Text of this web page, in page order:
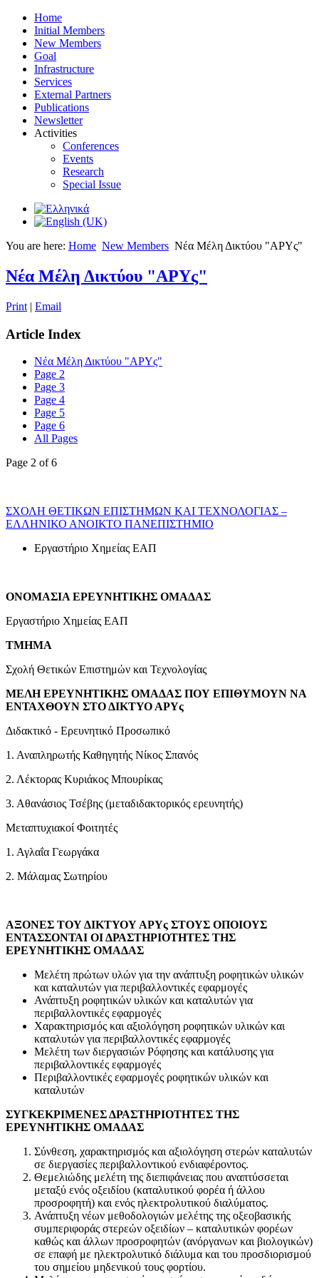
Home
Initial Members
New Members
Goal
Infrastructure
Services
External Partners
Publications
Newsletter
Activities
Conferences
Events
Research
Special Issue
You are here: Home New Members Νέα Μέλη Δικτύου "ΑΡΥς"
Νέα Μέλη Δικτύου "ΑΡΥς"
Print | Email
Article Index
Νέα Μέλη Δικτύου "ΑΡΥς"
Page 2
Page 3
Page 4
Page 5
Page 6
All Pages
Page 2 of 6
ΣΧΟΛΗ ΘΕΤΙΚΩΝ ΕΠΙΣΤΗΜΩΝ ΚΑΙ ΤΕΧΝΟΛΟΓΙΑΣ –
ΕΛΛΗΝΙΚΟ ΑΝΟΙΚΤΟ ΠΑΝΕΠΙΣΤΗΜΙΟ
Εργαστήριο Χημείας ΕΑΠ
ΟΝΟΜΑΣΙΑ ΕΡΕΥΝΗΤΙΚΗΣ ΟΜΑΔΑΣ
Εργαστήριο Χημείας ΕΑΠ
ΤΜΗΜΑ
Σχολή Θετικών Επιστημών και Τεχνολογίας
ΜΕΛΗ ΕΡΕΥΝΗΤΙΚΗΣ ΟΜΑΔΑΣ ΠΟΥ ΕΠΙΘΥΜΟΥΝ ΝΑ
ΕΝΤΑΧΘΟΥΝ ΣΤΟ ΔΙΚΤΥΟ ΑΡΥς
Διδακτικό - Ερευνητικό Προσωπικό
1. Αναπληρωτής Καθηγητής Νίκος Σπανός
2. Λέκτορας Κυριάκος Μπουρίκας
3. Αθανάσιος Τσέβης (μεταδιδακτορικός ερευνητής)
Μεταπτυχιακοί Φοιτητές
1. Αγλαΐα Γεωργάκα
2. Μάλαμας Σωτηρίου
ΑΞΟΝΕΣ ΤΟΥ ΔΙΚΤΥΟΥ ΑΡΥς ΣΤΟΥΣ ΟΠΟΙΟΥΣ
ΕΝΤΑΣΣΟΝΤΑΙ ΟΙ ΔΡΑΣΤΗΡΙΟΤΗΤΕΣ ΤΗΣ
ΕΡΕΥΝΗΤΙΚΗΣ ΟΜΑΔΑΣ
Μελέτη πρώτων υλών για την ανάπτυξη ροφητικών υλικών
και καταλυτών για περιβαλλοντικές εφαρμογές
Ανάπτυξη ροφητικών υλικών και καταλυτών για
περιβαλλοντικές εφαρμογές
Χαρακτηρισμός και αξιολόγηση ροφητικών υλικών και
καταλυτών για περιβαλλοντικές εφαρμογές
Μελέτη των διεργασιών Ρόφησης και κατάλυσης για
περιβαλλοντικές εφαρμογές
Περιβαλλοντικές εφαρμογές ροφητικών υλικών και
καταλυτών
ΣΥΓΚΕΚΡΙΜΕΝΕΣ ΔΡΑΣΤΗΡΙΟΤΗΤΕΣ ΤΗΣ
ΕΡΕΥΝΗΤΙΚΗΣ ΟΜΑΔΑΣ
Σύνθεση, χαρακτηρισμός και αξιολόγηση στερών καταλυτών
σε διεργασίες περιβαλλοντικού ενδιαφέροντος.
Θεμελιώδης μελέτη της διεπιφάνειας που αναπτύσσεται
μεταξύ ενός οξειδίου (καταλυτικού φορέα ή άλλου
προσροφητή) και ενός ηλεκτρολυτικού διαλύματος.
Ανάπτυξη νέων μεθοδολογιών μελέτης της οξεοβασικής
συμπεριφοράς στερεών οξειδίων – καταλυτικών φορέων
καθώς και άλλων προσροφητών (ανόργανων και βιολογικών)
σε επαφή με ηλεκτρολυτικό διάλυμα και του προσδιορισμού
του σημείου μηδενικού τους φορτίου.